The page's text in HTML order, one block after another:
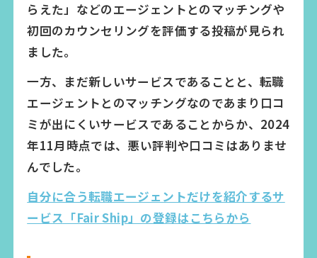
らえた」などのエージェントとのマッチングや
初回のカウンセリングを評価する投稿が見られ
ました。
一方、まだ新しいサービスであることと、転職
エージェントとのマッチングなのであまり口コ
ミが出にくいサービスであることからか、2024
年11月時点では、悪い評判や口コミはありませ
んでした。
自分に合う転職エージェントだけを紹介するサ
ービス「Fair Ship」の登録はこちらから